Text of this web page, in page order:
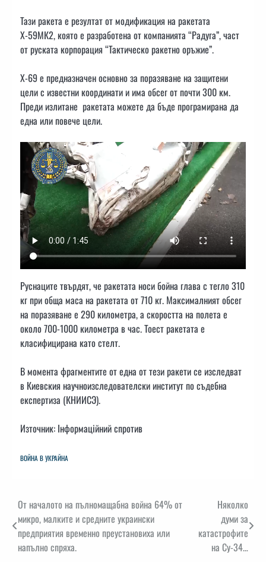
Тази ракета е резултат от модификация на ракетата
Х-59МК2, която е разработена от компанията “Радуга”, част
от руската корпорация “Тактическо ракетно оръжие”.
X-69 е предназначен основно за поразяване на защитени
цели с известни координати и има обсег от почти 300 км.
Преди излитане ракетата можете да бъде програмирана да
една или повече цели.
Руснаците твърдят, че ракетата носи бойна глава с тегло 310
кг при обща маса на ракетата от 710 кг. Максималният обсег
на поразяване е 290 километра, а скоростта на полета е
около 700-1000 километра в час. Тоест ракетата е
класифицирана като стелт.
В момента фрагментите от една от тези ракети се изследват
в Киевския научноизследователски институт по съдебна
експертиза (КНИИСЭ).
Източник: Інформаційний спротив
ВОЙНА В УКРАЙНА
Навигация
От началото на пълномащабна война 64% от
микро, малките и средните украински
предприятия временно преустановиха или
напълно спряха.
Няколко
думи за
катастрофите
на Су-34…